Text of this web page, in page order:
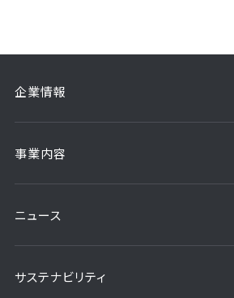
企業情報
事業内容
ニュース
サステナビリティ